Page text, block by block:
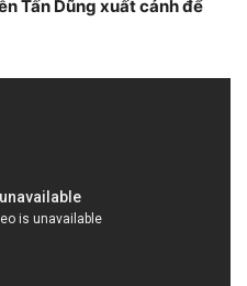
Tấn Dũng xuất cảnh để